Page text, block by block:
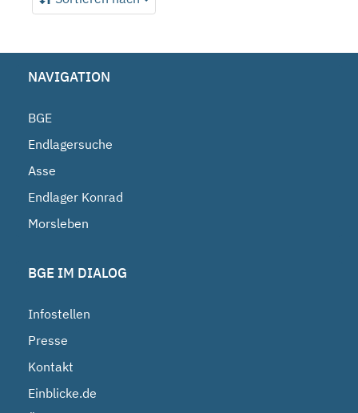
NAVIGATION
BGE
Endlagersuche
Asse
Endlager Konrad
Morsleben
BGE IM DIALOG
Infostellen
Presse
Kontakt
Einblicke.de